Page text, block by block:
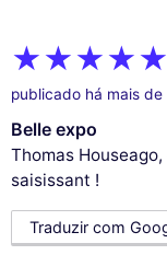
publicado há mais de
Belle expo
Thomas
saisissant !
Traduzir com